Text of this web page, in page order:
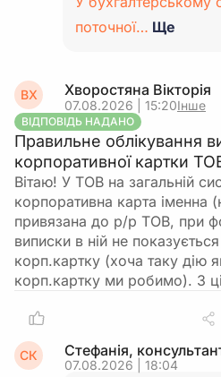
поточної… Ще
ВХ Хворостяна Вікторія
07.08.2026 | 15:20Інше
ВІДПОВІДЬ НАДАНО
Правильне облікування
корпоративної картки
Вітаю! У ТОВ на загальній
корпоративна карта іменна
привязана до р/р ТОВ, при
виписки в ній не
корп.картку (хоча таку дію
корп.картку ми робимо). З
СК Стефанія,
07.08.2026 | 18:04